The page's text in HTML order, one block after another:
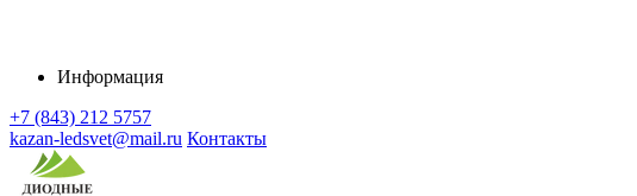
Информация
+7 (843) 212 5757
kazan-ledsvet@mail.ru Контакты